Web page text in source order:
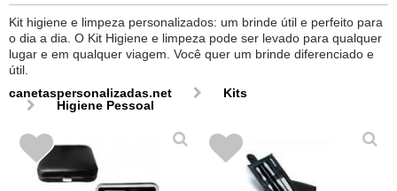
Kit higiene e limpeza personalizados: um brinde útil e perfeito para
o dia a dia. O Kit Higiene e limpeza pode ser levado para qualquer
lugar e em qualquer viagem. Você quer um brinde diferenciado e
útil.
canetaspersonalizadas.net
Kits
Higiene Pessoal